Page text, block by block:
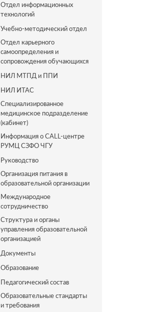
Отдел информационных
технологий
Учебно-методический отдел
Отдел карьерного
самоопределения и
сопровождения обучающихся
НИЛ МТПД и ППИ
НИЛ ИТАС
Специализированное
медицинское подразделение
(кабинет)
Информация о CALL-центре
РУМЦ СЗФО ЧГУ
Руководство
Организация питания в
образовательной организации
Международное
сотрудничество
Структура и органы
управления образовательной
организацией
Документы
Образование
Педагогический состав
Образовательные стандарты
и требования